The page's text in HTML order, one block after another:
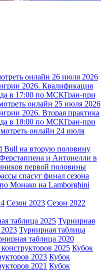
онлайн 26 июля 2026
2026. Квалификация
в 17:00 по МСКГран-при
онлайн 25 июля 2026
2026. Вторая практика
в 18:00 по МСКГран-при
онлайн 24 июля
Bull на вторую половину
и Антонелли в
первой половины
спасут финал сезона
Монако на Lamborghini
Сезон 2023 Сезон 2022
таблица 2025 Турнирная
Турнирная таблица
таблица 2020
2025 Кубок
2023 Кубок
2021 Кубок